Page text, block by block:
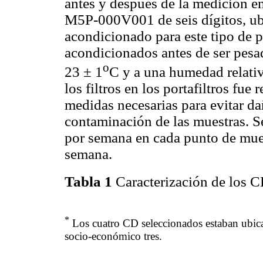
antes y después de la medición
M5P-000V001 de seis dígitos,
acondicionado para este tipo
acondicionados antes de ser
23 ± 1 oC y a una humedad
los filtros en los portafiltros fue
medidas necesarias para evitar
contaminación de las muestras.
por semana en cada punto de
semana.
Tabla 1 Caracterización de los
* Los cuatro CD seleccionados estaban
socio-económico tres.